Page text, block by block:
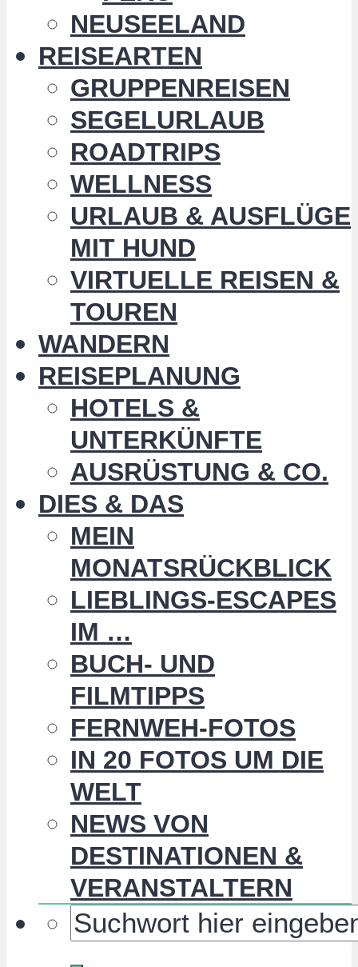
NEUSEELAND
REISEARTEN
GRUPPENREISEN
SEGELURLAUB
ROADTRIPS
WELLNESS
URLAUB & AUSFLÜGE
MIT HUND
VIRTUELLE REISEN &
TOUREN
WANDERN
REISEPLANUNG
HOTELS &
UNTERKÜNFTE
AUSRÜSTUNG & CO.
DIES & DAS
MEIN
MONATSRÜCKBLICK
LIEBLINGS-ESCAPES
IM …
BUCH- UND
FILMTIPPS
FERNWEH-FOTOS
IN 20 FOTOS UM DIE
WELT
NEWS VON
DESTINATIONEN &
VERANSTALTERN